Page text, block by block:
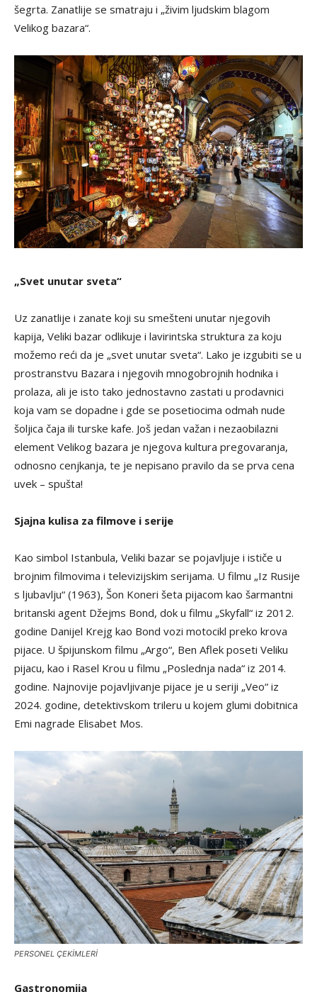
šegrta. Zanatlije se smatraju i „živim ljudskim blagom
Velikog bazara“.
„Svet unutar sveta“
Uz zanatlije i zanate koji su smešteni unutar njegovih
kapija, Veliki bazar odlikuje i lavirintska struktura za koju
možemo reći da je „svet unutar sveta“. Lako je izgubiti se u
prostranstvu Bazara i njegovih mnogobrojnih hodnika i
prolaza, ali je isto tako jednostavno zastati u prodavnici
koja vam se dopadne i gde se posetiocima odmah nude
šoljica čaja ili turske kafe. Još jedan važan i nezaobilazni
element Velikog bazara je njegova kultura pregovaranja,
odnosno cenjkanja, te je nepisano pravilo da se prva cena
uvek – spušta!
Sjajna kulisa za filmove i serije
Kao simbol Istanbula, Veliki bazar se pojavljuje i ističe u
brojnim filmovima i televizijskim serijama. U filmu „Iz Rusije
s ljubavlju“ (1963), Šon Koneri šeta pijacom kao šarmantni
britanski agent Džejms Bond, dok u filmu „Skyfall“ iz 2012.
godine Danijel Krejg kao Bond vozi motocikl preko krova
pijace. U špijunskom filmu „Argo“, Ben Aflek poseti Veliku
pijacu, kao i Rasel Krou u filmu „Poslednja nada“ iz 2014.
godine. Najnovije pojavljivanje pijace je u seriji „Veo“ iz
2024. godine, detektivskom trileru u kojem glumi dobitnica
Emi nagrade Elisabet Mos.
PERSONEL ÇEKİMLERİ
Gastronomija